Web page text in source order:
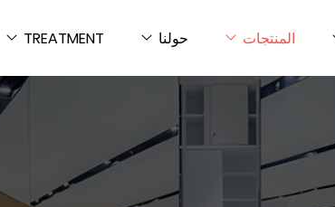
المنتجات حولنا TREATMENT